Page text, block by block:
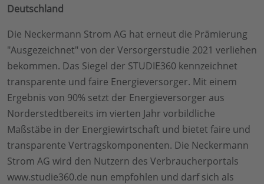
Deutschland
Die Neckermann Strom AG hat erneut die Prämierung
"Ausgezeichnet" von der Versorgerstudie 2021 verliehen
bekommen. Das Siegel der STUDIE360 kennzeichnet
transparente und faire Energieversorger. Mit einem
Ergebnis von 90% setzt der Energieversorger aus
Norderstedtbereits im vierten Jahr vorbildliche
Maßstäbe in der Energiewirtschaft und bietet faire und
transparente Vertragskomponenten. Die Neckermann
Strom AG wird den Nutzern des Verbraucherportals
www.studie360.de nun empfohlen und darf sich als